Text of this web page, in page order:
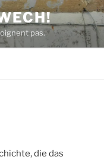
pas.
die das